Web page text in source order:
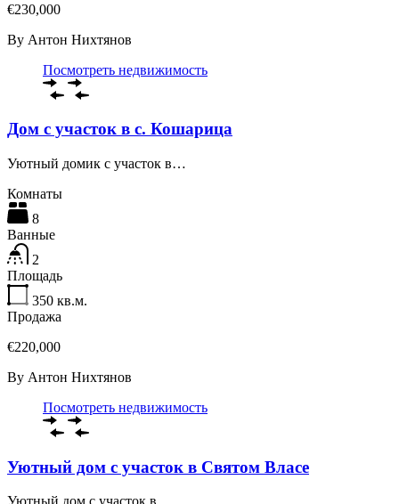
€230,000
By Антон Нихтянов
Посмотреть недвижимость
Дом с участок в с. Кошарица
Уютный домик с участок в…
Комнаты
8
Ванные
2
Площадь
350 кв.м.
Продажа
€220,000
By Антон Нихтянов
Посмотреть недвижимость
Уютный дом с участок в Святом Власе